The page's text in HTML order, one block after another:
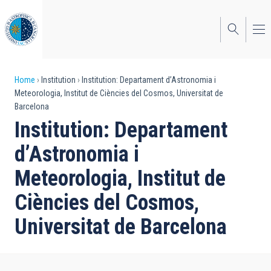
to
main
content
Breadcrumb
Home Institution
Institution: Departament d’Astronomia i
Meteorologia, Institut de Ciències del Cosmos, Universitat de
Barcelona
Institution: Departament
d’Astronomia i
Meteorologia, Institut de
Ciències del Cosmos,
Universitat de Barcelona